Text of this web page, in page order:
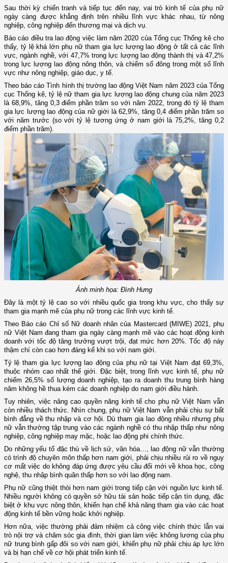
Sau thời kỳ chiến tranh và tiếp tục đến nay, vai trò kinh tế của phụ nữ
ngày càng được khẳng định trên nhiều lĩnh vực khác nhau, từ nông
nghiệp, công nghiệp đến thương mại và dịch vụ.
Báo cáo điều tra lao động việc làm năm 2020 của Tổng cục Thống kê cho
thấy, tỷ lệ khá lớn phụ nữ tham gia lực lượng lao động ở tất cả các lĩnh
vực, ngành nghề, với 47,7% trong lực lượng lao động thành thị và 47,2%
trong lực lượng lao động nông thôn, và chiếm số đông trong một số lĩnh
vực như nông nghiệp, giáo dục, y tế.
Theo báo cáo Tình hình thị trường lao động Việt Nam năm 2023 của Tổng
cục Thống kê, tỷ lệ nữ tham gia lực lượng lao động chung của năm 2023
là 68,9%, tăng 0,3 điểm phần trăm so với năm 2022, trong đó tỷ lệ tham
gia lực lượng lao động của nữ giới là 62,9%, tăng 0,4 điểm phần trăm so
với năm trước (so với tỷ lệ tương ứng ở nam giới là 75,2%, tăng 0,2
điểm phần trăm).
Ảnh minh họa: Đình Hưng
Đây là một tỷ lệ cao so với nhiều quốc gia trong khu vực, cho thấy sự
tham gia mạnh mẽ của phụ nữ trong các lĩnh vực kinh tế.
Theo Báo cáo Chỉ số Nữ doanh nhân của Mastercard (MIWE) 2021, phụ
nữ Việt Nam đang tham gia ngày càng mạnh mẽ vào các hoạt động kinh
doanh với tốc độ tăng trưởng vượt trội, đạt mức hơn 20%. Tốc độ này
thậm chí còn cao hơn đáng kể khi so với nam giới.
Tỷ lệ tham gia lực lượng lao động của phụ nữ tại Việt Nam đạt 69,3%,
thuộc nhóm cao nhất thế giới. Đặc biệt, trong lĩnh vực kinh tế, phụ nữ
chiếm 26,5% số lượng doanh nghiệp, tạo ra doanh thu trung bình hàng
năm không hề thua kém các doanh nghiệp do nam giới điều hành.
Tuy nhiên, việc nâng cao quyền năng kinh tế cho phụ nữ Việt Nam vẫn
còn nhiều thách thức. Nhìn chung, phụ nữ Việt Nam vẫn phải chịu sự bất
bình đẳng về thu nhập và cơ hội. Dù tham gia lao động nhiều nhưng phụ
nữ vẫn thường tập trung vào các ngành nghề có thu nhập thấp như nông
nghiệp, công nghiệp may mặc, hoặc lao động phi chính thức.
Do những yếu tố đặc thù về lịch sử, văn hóa…, lao động nữ vẫn thường
có trình độ chuyên môn thấp hơn nam giới, phải chịu nhiều rủi ro về nguy
cơ mất việc do không đáp ứng được yêu cầu đổi mới về khoa học, công
nghệ, thu nhập bình quân thấp hơn so với lao động nam.
Phụ nữ cũng thiệt thòi hơn nam giới trong tiếp cận với nguồn lực kinh tế.
Nhiều người không có quyền sở hữu tài sản hoặc tiếp cận tín dụng, đặc
biệt ở khu vực nông thôn, khiến hạn chế khả năng tham gia vào các hoạt
động kinh tế bền vững hoặc khởi nghiệp.
Hơn nữa, việc thường phải đảm nhiệm cả công việc chính thức lẫn vai
trò nội trợ và chăm sóc gia đình, thời gian làm việc không lương của phụ
nữ trung bình gấp đôi so với nam giới, khiến phụ nữ phải chịu áp lực lớn
và bị hạn chế về cơ hội phát triển kinh tế.